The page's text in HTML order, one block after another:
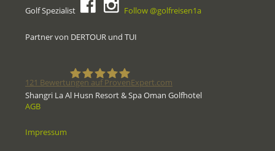
Golf Spezialist Follow @golfreisen1a
Partner von DERTOUR und TUI
121 Bewertungen auf ProvenExpert.com
Shangri La Al Husn Resort & Spa Oman Golfhotel
AGB
Impressum